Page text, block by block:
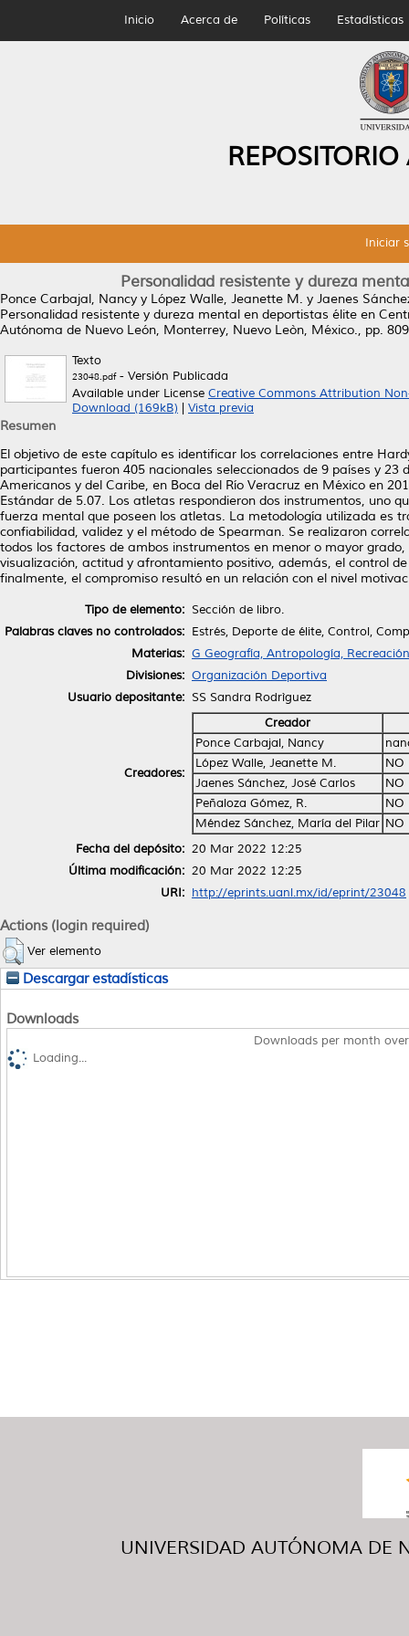
Inicio Acerca de Políticas Estadísticas
Iniciar
Personalidad resistente y dureza
Ponce Carbajal, Nancy y López Walle, Jeanette M. y Jaenes
Personalidad resistente y dureza mental en deportistas élite en
Autónoma de Nuevo León, Monterrey, Nuevo Leòn, México., pp.
Texto
23048.pdf- Versión Publicada
Available under License Creative Commons Attribution
Download (169kB)
Vista previa
Resumen
El objetivo de este capítulo es identificar los correlaciones entre
participantes fueron 405 nacionales seleccionados de 9 países y
Americanos y del Caribe, en Boca del Río Veracruz en México en
Estándar de 5.07. Los atletas respondieron dos instrumentos, uno
fuerza mental que poseen los atletas. La metodología utilizada es
confiabilidad, validez y el método de Spearman. Se realizaron
todos los factores de ambos instrumentos en menor o mayor
visualización, actitud y afrontamiento positivo, además, el control
finalmente, el compromiso resultó en un relación con el nivel
Tipo de elemento: Sección de libro.
Palabras claves no controlados: Estrés, Deporte de élite, Control,
Materias: G Geografía, Antropología,
Divisiones: Organización Deportiva
Usuario depositante: SS Sandra Rodrìguez
Creadores:
Creador
Ponce Carbajal, Nancy
López Walle, Jeanette M.
NO
Jaenes Sánchez, José Carlos
NO
Peñaloza Gómez, R.
NO
Méndez Sánchez, María del Pilar NO
Fecha del depósito: 20 Mar 2022 12:25
Última modificación: 20 Mar 2022 12:25
URI: http://eprints.uanl.mx/id/eprint/23048
Actions (login required)
Ver elemento
Descargar estadísticas
Downloads
Downloads per month
Loading...
UNIVERSIDAD AUTÓNOMA DE